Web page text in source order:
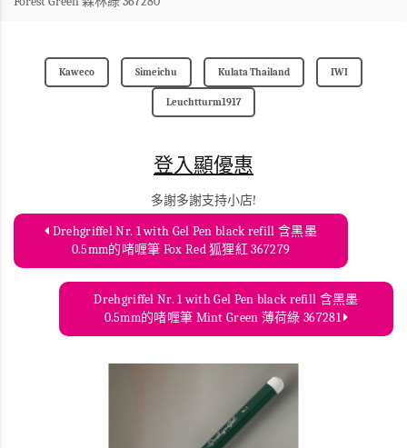
Kaweco Simeichu Kulata Thailand IWI
Leuchtturm1917
登入顯優惠
多謝多謝支持小店!
Drehgriffel Nr. 1 with Gel Pen black refill 含黑墨
0.5mm的啫喱筆 Fox Red 狐狸紅 367279
Drehgriffel Nr. 1 with Gel Pen black refill 含黑墨
0.5mm的啫喱筆 Mint Green 薄荷綠 367281